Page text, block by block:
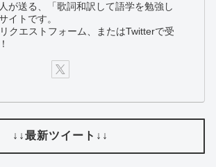
が送る、「歌詞和訳して語学を勉強し
イトです。
クエストフォーム、またはTwitterで受
↓↓最新ツイート↓↓